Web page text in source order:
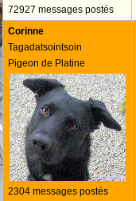
72927 messages postés
Corinne
Tagadatsointsoin
Pigeon de Platine
2304 messages postés